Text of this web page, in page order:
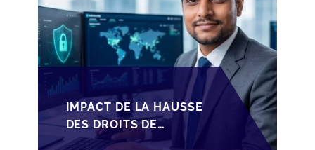
IMPACT DE LA HAUSSE
DES DROITS DE
SUCCESSION EN